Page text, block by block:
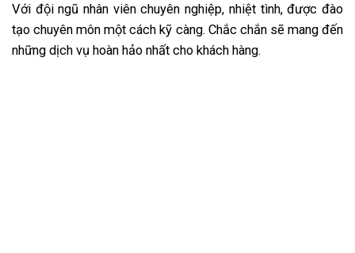
Với đội ngũ nhân viên chuyên nghiệp, nhiệt tình, được đào
tạo chuyên môn một cách kỹ càng. Chắc chắn sẽ mang đến
những dịch vụ hoàn hảo nhất cho khách hàng.